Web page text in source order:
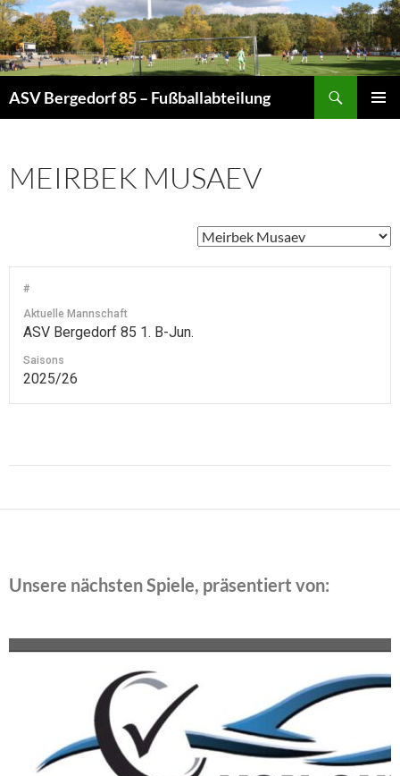
Zum
Inhalt
springen
ASV Bergedorf 85 – Fußballabteilung
MEIRBEK MUSAEV
#
Aktuelle Mannschaft
ASV Bergedorf 85 1. B-Jun.
Saisons
2025/26
Unsere nächsten Spiele, präsentiert von: